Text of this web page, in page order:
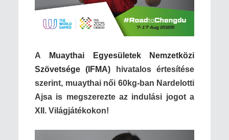
A
Muaythai Egyesületek Nemzetközi
Szövetsége (IFMA) hivatalos értesítése
szerint, muaythai női 60kg-ban Nardelotti
Ajsa is megszerezte az indulási jogot a
XII. Világjátékokon!